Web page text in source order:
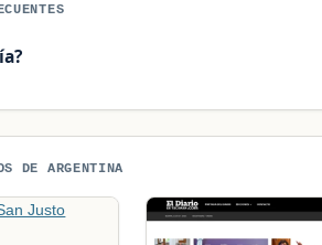
DE ARGENTINA